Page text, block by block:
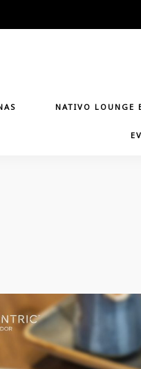
NATIVO LOUNGE